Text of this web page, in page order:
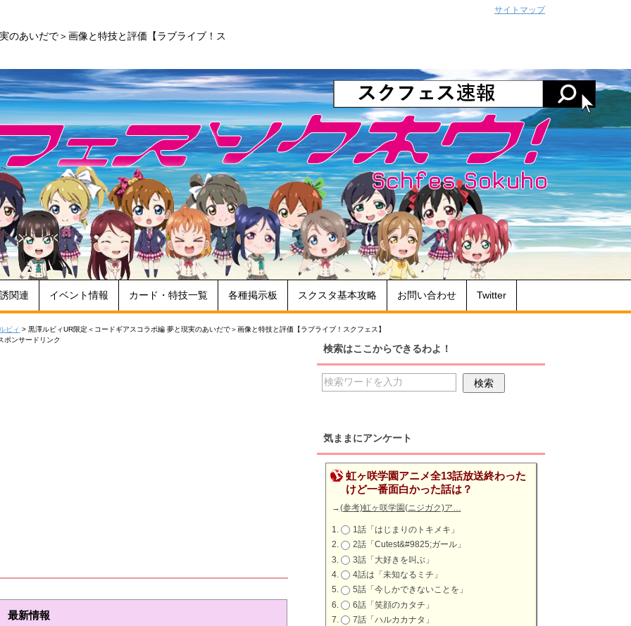
のあいだで＞画像と特技と評価【ラブライブ！ス
関連 イベント情報 カード・特技一覧 各種掲示板 スクスタ基本攻略 お問い合わせ Twitter
ビィ > 黒澤ルビィUR限定＜コードギアスコラボ編 夢と現実のあいだで＞画像と特技と評価【ラブライブ！スクフェス】
ポンサードリンク
最新情報
検索はここからできるわよ！
気ままにアンケート
虹ヶ咲学園アニメ全13話放送終わった
けど一番面白かった話は？
→(参考)虹ヶ咲学園(ニジガク)ア…
1話「はじまりのトキメキ」
2話「Cutest&#9825;ガール」
3話「大好きを叫ぶ」
4話は「未知なるミチ」
5話「今しかできないことを」
6話「笑顔のカタチ」
7話「ハルカカナタ」
サイトマップ